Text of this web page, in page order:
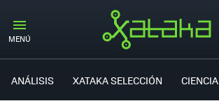
MENÚ
ANÁLISIS XATAKA SELECCIÓN CIENCIA